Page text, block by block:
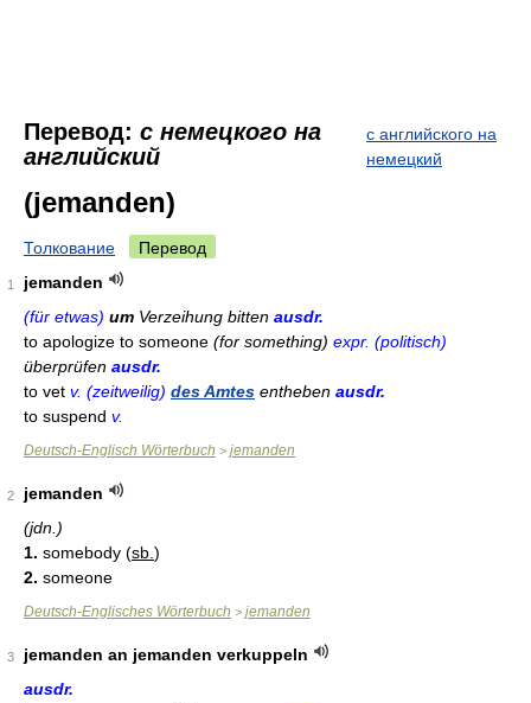
Перевод: с немецкого на
английский
с английского на
немецкий
(jemanden)
Толкование Перевод
1
jemanden
(für etwas) um Verzeihung bitten ausdr.
to apologize to someone (for something) expr. (politisch)
überprüfen ausdr.
to vet v. (zeitweilig) des Amtes entheben ausdr.
to suspend v.
Deutsch-Englisch Wörterbuch > jemanden
2
jemanden
(jdn.)
1. somebody (sb. )
2. someone
Deutsch-Englisches Wörterbuch > jemanden
3
jemanden an jemanden verkuppeln
ausdr.